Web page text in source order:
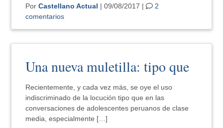
PorCastellano Actual | 09/08/2017 |
2
comentarios
Una nueva muletilla: tipo que
Recientemente, y cada vez más, se oye el uso
indiscriminado de la locución tipo que en las
conversaciones de adolescentes peruanos de clase
media, especialmente […]